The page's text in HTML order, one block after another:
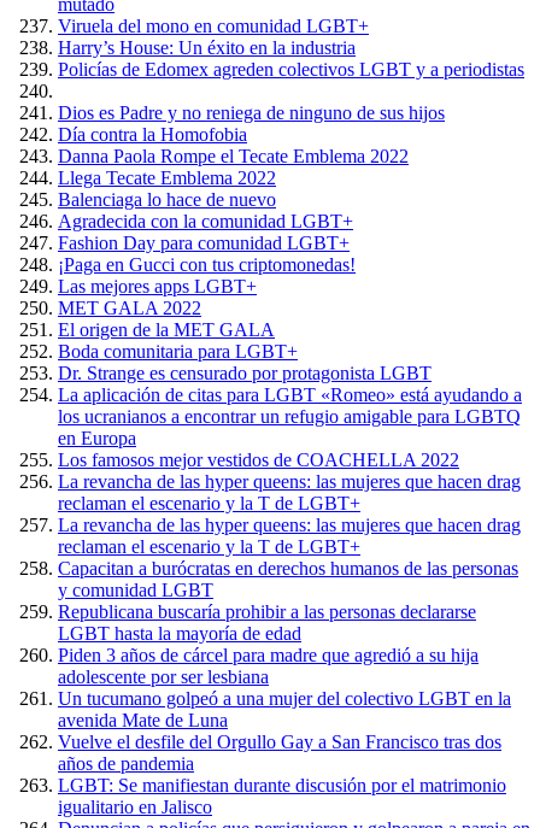
mutado
Viruela del mono en comunidad LGBT+
Harry’s House: Un éxito en la industria
Policías de Edomex agreden colectivos LGBT y a periodistas
Dios es Padre y no reniega de ninguno de sus hijos
Día contra la Homofobia
Danna Paola Rompe el Tecate Emblema 2022
Llega Tecate Emblema 2022
Balenciaga lo hace de nuevo
Agradecida con la comunidad LGBT+
Fashion Day para comunidad LGBT+
¡Paga en Gucci con tus criptomonedas!
Las mejores apps LGBT+
MET GALA 2022
El origen de la MET GALA
Boda comunitaria para LGBT+
Dr. Strange es censurado por protagonista LGBT
La aplicación de citas para LGBT «Romeo» está ayudando a
los ucranianos a encontrar un refugio amigable para LGBTQ
en Europa
Los famosos mejor vestidos de COACHELLA 2022
La revancha de las hyper queens: las mujeres que hacen drag
reclaman el escenario y la T de LGBT+
La revancha de las hyper queens: las mujeres que hacen drag
reclaman el escenario y la T de LGBT+
Capacitan a burócratas en derechos humanos de las personas
y comunidad LGBT
Republicana buscaría prohibir a las personas declararse
LGBT hasta la mayoría de edad
Piden 3 años de cárcel para madre que agredió a su hija
adolescente por ser lesbiana
Un tucumano golpeó a una mujer del colectivo LGBT en la
avenida Mate de Luna
Vuelve el desfile del Orgullo Gay a San Francisco tras dos
años de pandemia
LGBT: Se manifiestan durante discusión por el matrimonio
igualitario en Jalisco